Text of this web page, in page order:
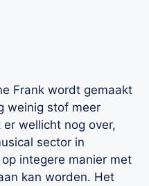
Frank wordt gemaakt
weinig stof meer
wellicht nog over,
sector in
integere manier met
kan worden. Het